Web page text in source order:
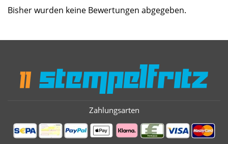
Bisher wurden keine Bewertungen abgegeben.
Zahlungsarten